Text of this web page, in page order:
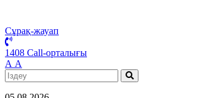
Сұрақ-жауап
1408 Call-орталығы
А А